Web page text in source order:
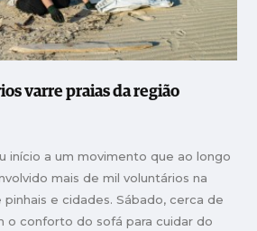
Onda de voluntários varre praias da região
início a um movimento que ao longo
mais de mil voluntários na
e cidades. Sábado, cerca de
o conforto do sofá para cuidar do